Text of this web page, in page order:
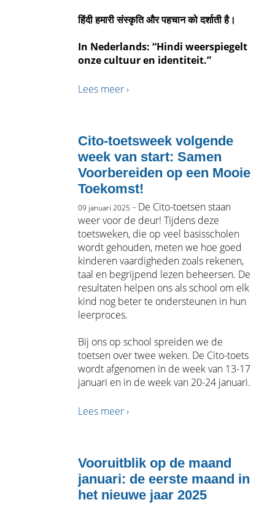
हिंदी हमारी संस्कृति और पहचान को दर्शाती है।
In Nederlands: “Hindi weerspiegelt
onze cultuur en identiteit.”
Lees meer ›
Cito-toetsweek volgende
week van start: Samen
Voorbereiden op een Mooie
Toekomst!
09 januari 2025 - De Cito-toetsen staan
weer voor de deur! Tijdens deze
toetsweken, die op veel basisscholen
wordt gehouden, meten we hoe goed
kinderen vaardigheden zoals rekenen,
taal en begrijpend lezen beheersen. De
resultaten helpen ons als school om elk
kind nog beter te ondersteunen in hun
leerproces.
Bij ons op school spreiden we de
toetsen over twee weken. De Cito-toets
wordt afgenomen in de week van 13-17
januari en in de week van 20-24 januari.
Lees meer ›
Vooruitblik op de maand
januari: de eerste maand in
het nieuwe jaar 2025